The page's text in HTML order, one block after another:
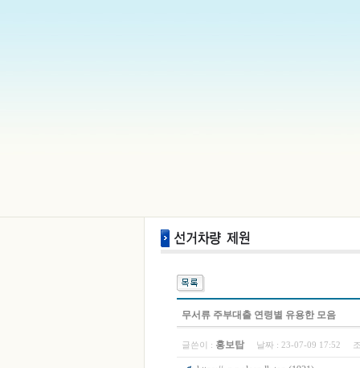
무서류 주부대출 연령별 유용한 모음
글쓴이 : 홍보탑 날짜 : 23-07-09 17:52